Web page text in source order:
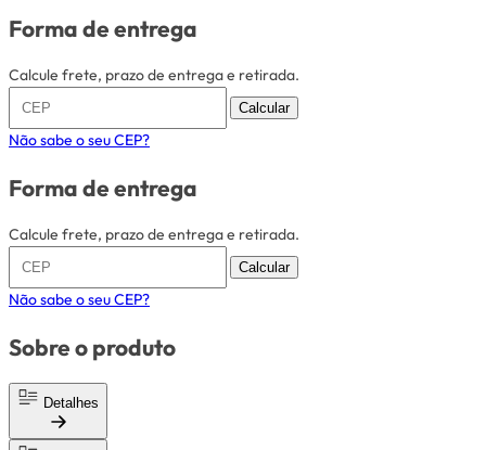
Forma de entrega
Calcule frete, prazo de entrega e retirada.
Calcular
Não sabe o seu CEP?
Forma de entrega
Calcule frete, prazo de entrega e retirada.
Calcular
Não sabe o seu CEP?
Sobre o produto
Detalhes